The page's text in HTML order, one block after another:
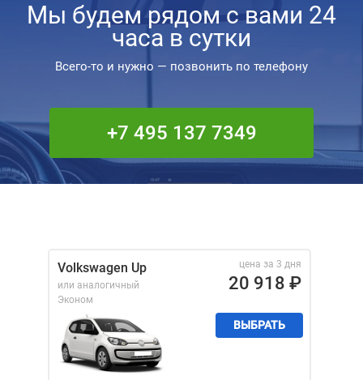
Мы будем рядом с вами 24
часа в сутки
Всего-то и нужно — позвонить по телефону
+7 495 137 7349
Volkswagen Up
или аналогичный
Эконом
цена за 3 дня
20 918 ₽
ВЫБРАТЬ